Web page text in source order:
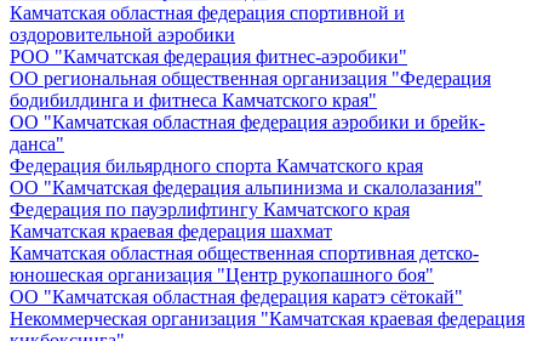
Камчатская областная федерация спортивной и
оздоровительной аэробики
РОО "Камчатская федерация фитнес-аэробики"
ОО региональная общественная организация "Федерация
бодибилдинга и фитнеса Камчатского края"
ОО "Камчатская областная федерация аэробики и брейк-
данса"
Федерация бильярдного спорта Камчатского края
ОО "Камчатская федерация альпинизма и скалолазания"
Федерация по пауэрлифтингу Камчатского края
Камчатская краевая федерация шахмат
Камчатская областная общественная спортивная детско-
юношеская организация "Центр рукопашного боя"
ОО "Камчатская областная федерация каратэ сётокай"
Некоммерческая организация "Камчатская краевая федерация